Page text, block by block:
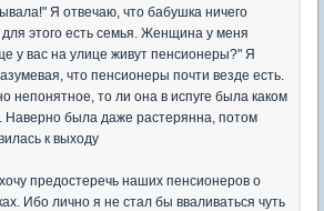
Я отвечаю, что бабушка ничего
этого есть семья. Женщина у меня
у вас на улице живут пенсионеры?" Я
что пенсионеры почти везде есть.
непонятное, то ли она в испуге была каком
Наверно была даже растерянна, потом
к выходу
предостеречь наших пенсионеров о
Ибо лично я не стал бы вваливаться чуть